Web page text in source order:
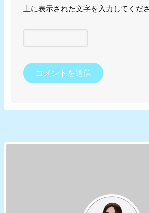
上に表示された文字を入力してくだ